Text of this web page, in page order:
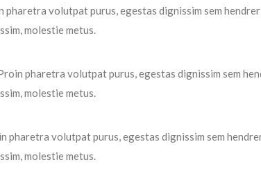
pharetra volutpat purus, egestas dignissim sem
molestie metus.
pharetra volutpat purus, egestas dignissim sem
molestie metus.
pharetra volutpat purus, egestas dignissim sem
molestie metus.